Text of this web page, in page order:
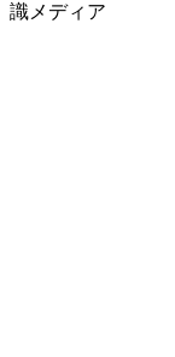
識メディア